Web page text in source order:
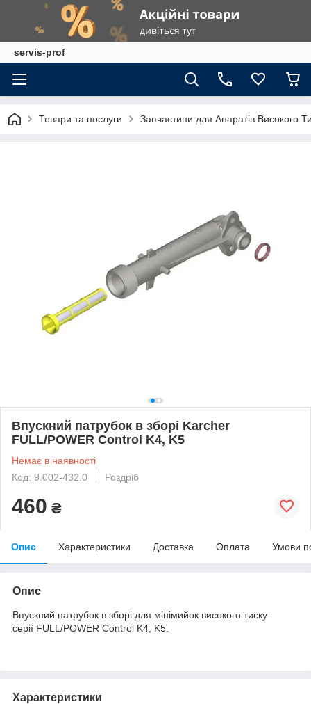
servis-prof
Товари та послуги Запчастини для Апаратів Високого
Впускний патрубок в зборі Karcher
FULL/POWER Control K4, K5
Немає в наявності
Код: 9.002-432.0
Роздріб
460 ₴
Опис Характеристики Доставка Оплата Умови
Опис
Впускний патрубок в зборі для мінімийок високого тиску
серії FULL/POWER Control K4, K5.
Характеристики